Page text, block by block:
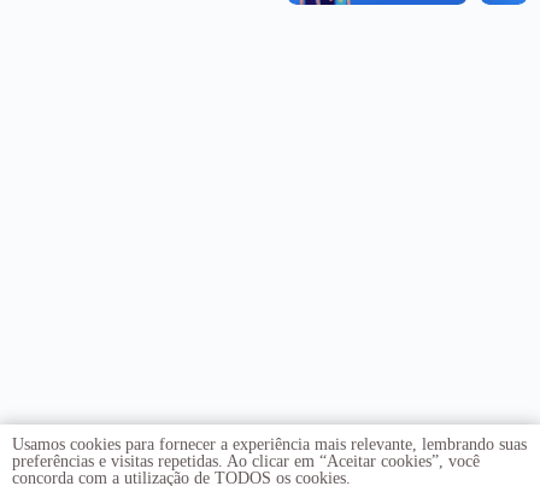
Usamos cookies para fornecer a experiência mais relevante, lembrando suas
preferências e visitas repetidas. Ao clicar em “Aceitar cookies”, você
concorda com a utilização de TODOS os cookies.